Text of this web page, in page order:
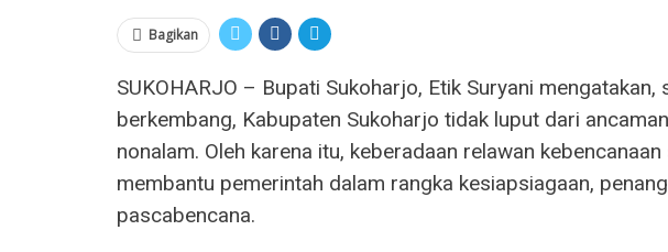
Bagikan
SUKOHARJO – Bupati Sukoharjo, Etik Suryani
berkembang, Kabupaten Sukoharjo tidak luput dari
nonalam. Oleh karena itu, keberadaan relawan
membantu pemerintah dalam rangka kesiapsiagaan,
pascabencana.